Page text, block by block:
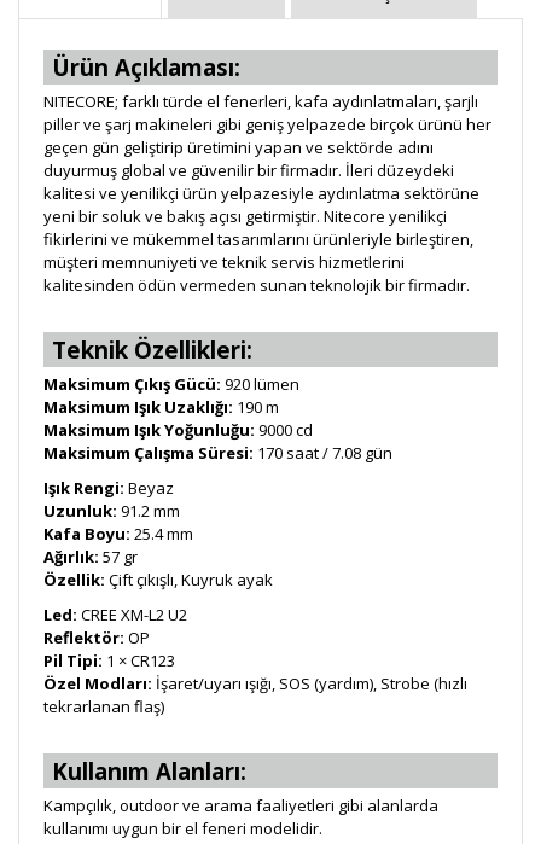
Ürün Açıklaması:
NITECORE; farklı türde el fenerleri, kafa aydınlatmaları, şarjlı
piller ve şarj makineleri gibi geniş yelpazede birçok ürünü her
geçen gün geliştirip üretimini yapan ve sektörde adını
duyurmuş global ve güvenilir bir firmadır. İleri düzeydeki
kalitesi ve yenilikçi ürün yelpazesiyle aydınlatma sektörüne
yeni bir soluk ve bakış açısı getirmiştir. Nitecore yenilikçi
fikirlerini ve mükemmel tasarımlarını ürünleriyle birleştiren,
müşteri memnuniyeti ve teknik servis hizmetlerini
kalitesinden ödün vermeden sunan teknolojik bir firmadır.
Teknik Özellikleri:
Maksimum Çıkış Gücü: 920 lümen
Maksimum Işık Uzaklığı: 190 m
Maksimum Işık Yoğunluğu: 9000 cd
Maksimum Çalışma Süresi: 170 saat / 7.08 gün
Işık Rengi: Beyaz
Uzunluk: 91.2 mm
Kafa Boyu: 25.4 mm
Ağırlık: 57 gr
Özellik: Çift çıkışlı, Kuyruk ayak
Led: CREE XM-L2 U2
Reflektör: OP
Pil Tipi: 1 × CR123
Özel Modları: İşaret/uyarı ışığı, SOS (yardım), Strobe (hızlı
tekrarlanan flaş)
Kullanım Alanları:
Kampçılık, outdoor ve arama faaliyetleri gibi alanlarda
kullanımı uygun bir el feneri modelidir.